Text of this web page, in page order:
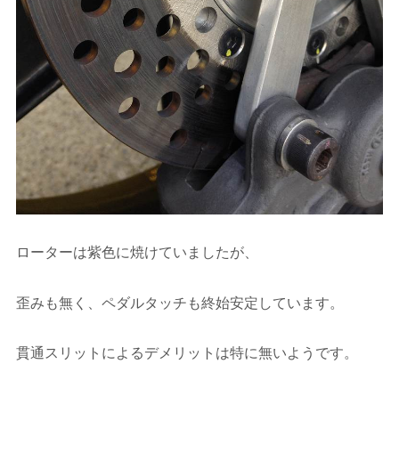
ローターは紫色に焼けていましたが、
歪みも無く、ペダルタッチも終始安定しています。
貫通スリットによるデメリットは特に無いようです。